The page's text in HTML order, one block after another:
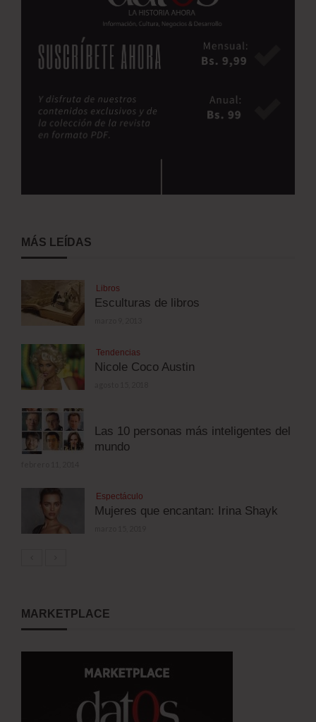
MÁS LEÍDAS
Libros
Esculturas de libros
Tendencias
Nicole Coco Austin
Las 10 personas más inteligentes del
mundo
Espectáculo
Mujeres que encantan: Irina Shayk
MARKETPLACE